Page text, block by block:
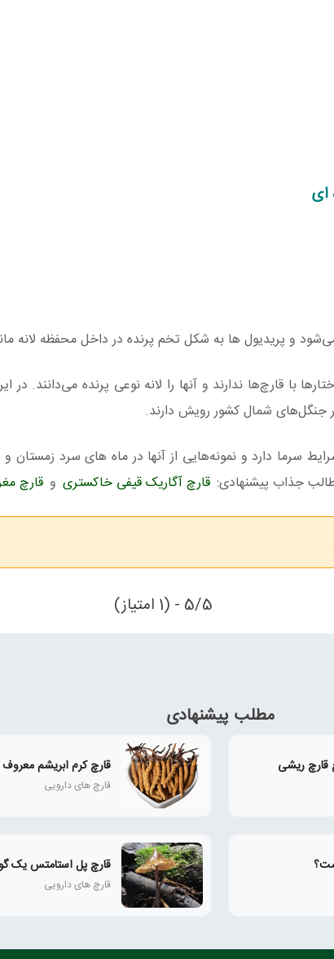
ای
می‌شود و پریدیول ها به شکل تخم پرنده در داخل محفظه لانه
با قارچ‌ها ندارند و آنها را لانه نوعی پرنده می‌دانند. در
جنگل‌های شمال کشور رویش دارند.
سرما دارد و نمونه‌هایی از آنها در ماه‌ های سرد زمستان و
جذاب پیشنهادی: قارچ آگاریک قیفی خاکستری و قارچ
5/5 - (1 امتیاز)
مطلب پیشنهادی
قارچ ریشی قارچ کرم ابریشم معروف
قارچ‌ های دارویی
قارچ پل استامتس یک
قارچ‌ های دارویی